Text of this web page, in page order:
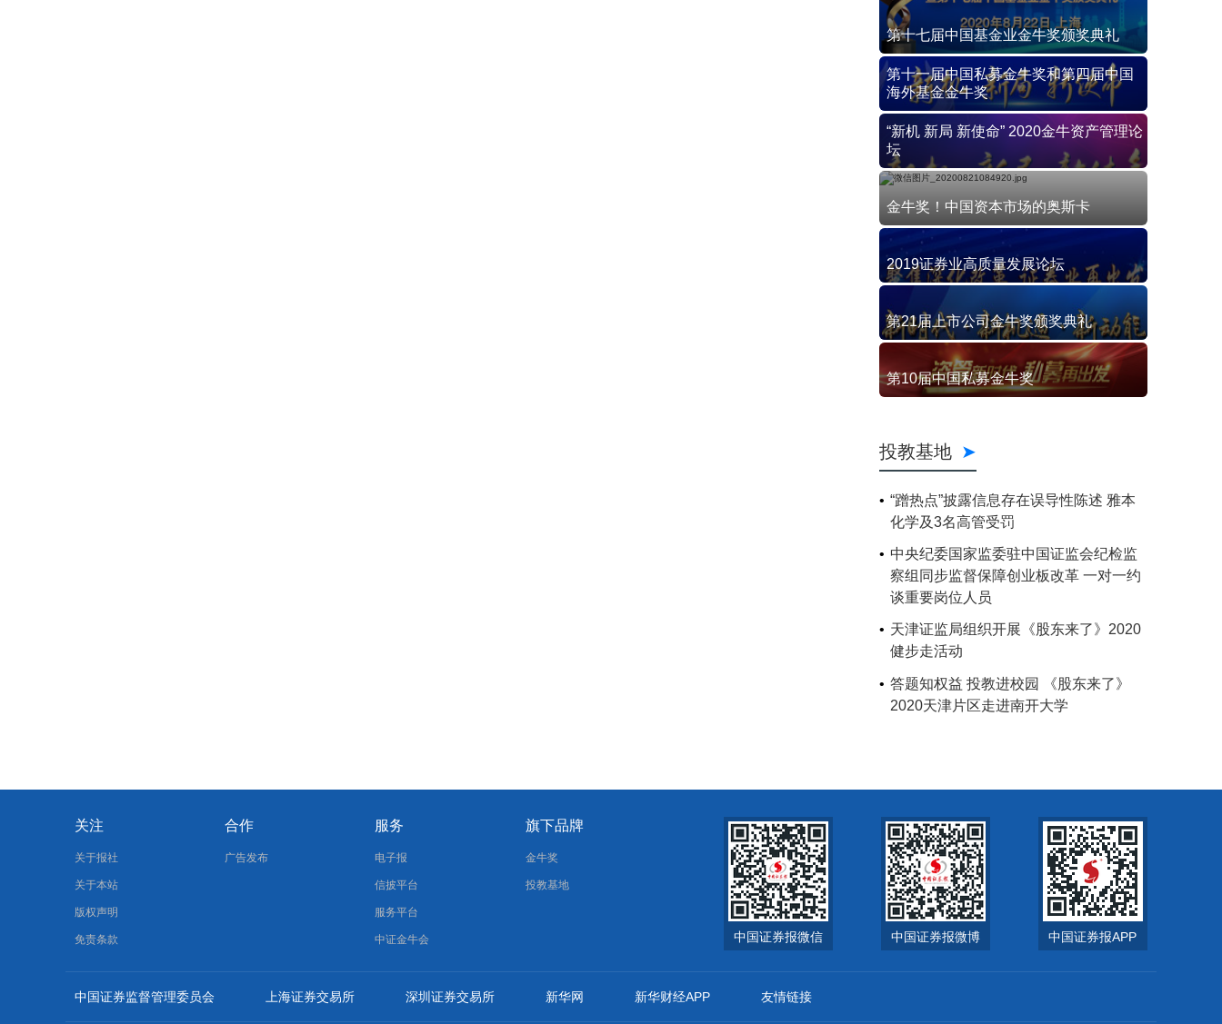
第十七届中国基金业金牛奖颁奖典礼
第十一届中国私募金牛奖和第四届中国
海外基金金牛奖
“新机 新局 新使命” 2020金牛资产管理论
坛
金牛奖！中国资本市场的奥斯卡
2019证券业高质量发展论坛
第21届上市公司金牛奖颁奖典礼
第10届中国私募金牛奖
投教基地
“蹭热点”披露信息存在误导性陈述 雅本
化学及3名高管受罚
中央纪委国家监委驻中国证监会纪检监
察组同步监督保障创业板改革 一对一约
谈重要岗位人员
天津证监局组织开展《股东来了》2020
健步走活动
答题知权益 投教进校园 《股东来了》
2020天津片区走进南开大学
关注
关于报社
关于本站
版权声明
免责条款
合作
广告发布
服务
电子报
信披平台
服务平台
中证金牛会
旗下品牌
金牛奖
投教基地
中国证券报微信 中国证券报微博 中国证券报APP
中国证券监督管理委员会 上海证券交易所 深圳证券交易所 新华网 新华财经APP 友情链接